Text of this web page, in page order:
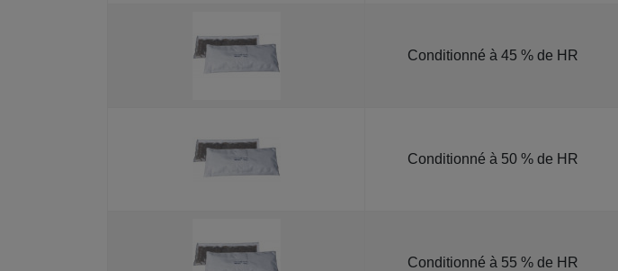
Conditionné à 45 % de HR
Conditionné à 50 % de HR
Conditionné à 55 % de HR